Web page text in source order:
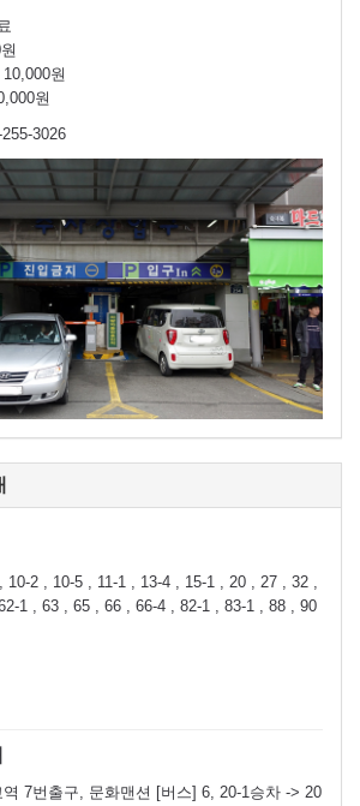
원
원
3026
2 , 10-5 , 11-1 , 13-4 , 15-1 , 20 , 27 , 32 ,
1 , 63 , 65 , 66 , 66-4 , 82-1 , 83-1 , 88 , 90
7번출구, 문화맨션 [버스] 6, 20-1승차 -> 20